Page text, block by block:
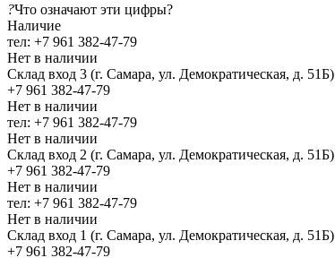
?Что означают эти цифры?
Наличие
тел: +7 961 382-47-79
Нет в наличии
Склад вход 3 (г. Самара, ул. Демократическая, д. 51Б)
+7 961 382-47-79
Нет в наличии
тел: +7 961 382-47-79
Нет в наличии
Склад вход 2 (г. Самара, ул. Демократическая, д. 51Б)
+7 961 382-47-79
Нет в наличии
тел: +7 961 382-47-79
Нет в наличии
Склад вход 1 (г. Самара, ул. Демократическая, д. 51Б)
+7 961 382-47-79